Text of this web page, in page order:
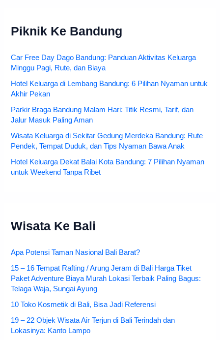
Piknik Ke Bandung
Car Free Day Dago Bandung: Panduan Aktivitas Keluarga
Minggu Pagi, Rute, dan Biaya
Hotel Keluarga di Lembang Bandung: 6 Pilihan Nyaman untuk
Akhir Pekan
Parkir Braga Bandung Malam Hari: Titik Resmi, Tarif, dan
Jalur Masuk Paling Aman
Wisata Keluarga di Sekitar Gedung Merdeka Bandung: Rute
Pendek, Tempat Duduk, dan Tips Nyaman Bawa Anak
Hotel Keluarga Dekat Balai Kota Bandung: 7 Pilihan Nyaman
untuk Weekend Tanpa Ribet
Wisata Ke Bali
Apa Potensi Taman Nasional Bali Barat?
15 – 16 Tempat Rafting / Arung Jeram di Bali Harga Tiket
Paket Adventure Biaya Murah Lokasi Terbaik Paling Bagus:
Telaga Waja, Sungai Ayung
10 Toko Kosmetik di Bali, Bisa Jadi Referensi
19 – 22 Objek Wisata Air Terjun di Bali Terindah dan
Lokasinya: Kanto Lampo